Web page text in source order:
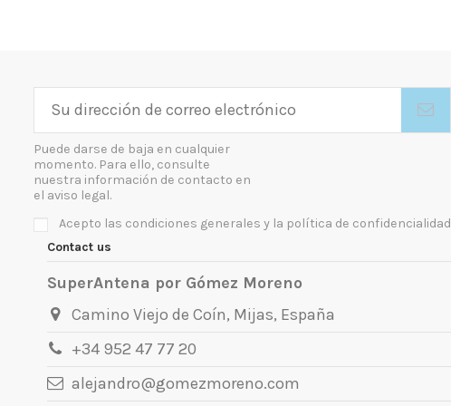
Puede darse de baja en cualquier
momento. Para ello, consulte
nuestra información de contacto en
el aviso legal.
Acepto las condiciones generales y la política de confidencialidad
Contact us
SuperAntena por Gómez Moreno
Camino Viejo de Coín, Mijas, España
+34 952 47 77 20
alejandro@gomezmoreno.com